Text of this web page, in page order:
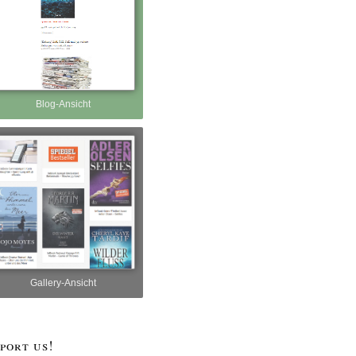
Blog-Ansicht
Gallery-Ansicht
us!